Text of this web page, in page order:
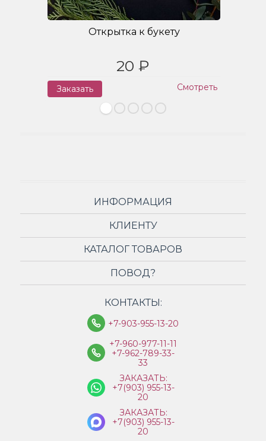
Открытка к букету
20 ₽
Заказать Смотреть
ИНФОРМАЦИЯ
КЛИЕНТУ
КАТАЛОГ ТОВАРОВ
ПОВОД?
КОНТАКТЫ:
+7-903-955-13-20
+7-960-977-11-11
+7-962-789-33-
33
ЗАКАЗАТЬ:
+7(903) 955-13-
20
ЗАКАЗАТЬ:
+7(903) 955-13-
20